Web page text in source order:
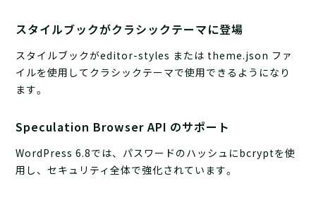
スタイルブックがクラシックテーマに登場
スタイルブックがeditor-styles または theme.json ファ
イルを使用してクラシックテーマで使用できるようになり
ます。
Speculation Browser API のサポート
WordPress 6.8では、パスワードのハッシュにbcryptを使
用し、セキュリティ全体で強化されています。